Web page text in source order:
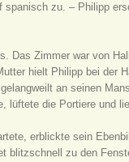
zu. – Philipp
Das Zimmer war von
hielt Philipp bei der
an seinen
lüftete die Portiere und
erblickte sein
blitzschnell zu den